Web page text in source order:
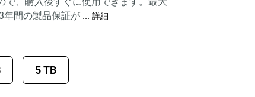
年間の製品保証が ... 詳細
5 TB